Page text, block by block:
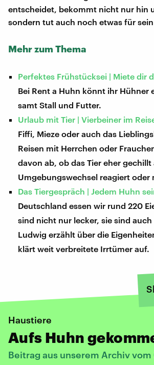
entscheidet, bekommt nicht nur hin
sondern tut auch noch etwas für
Mehr zum Thema
Perfektes Frühstücksei | Miete dir
Bei Rent a Huhn könnt ihr Hühner
samt Stall und Futter.
Urlaub mit Tier | Vierbeiner im
Fiffi, Mieze oder auch das
Reisen mit Herrchen oder
davon ab, ob das Tier eher gechillt
Umgebungswechsel reagiert oder
Das Tiergespräch | Jedem Huhn
Deutschland essen wir rund 220
sind nicht nur lecker, sie sind
Ludwig erzählt über die
klärt weit verbreitete Irrtümer auf.
Haustiere
Aufs Huhn
Beitrag aus unserem Archiv vom